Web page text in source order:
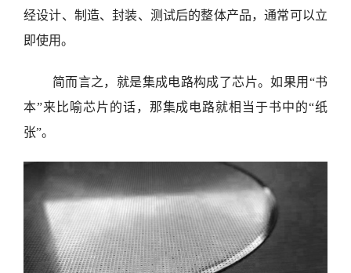
经设计、制造、封装、测试后的整体产品，通常可以立
即使用。
简而言之，就是集成电路构成了芯片。如果用“书
本”来比喻芯片的话，那集成电路就相当于书中的“纸
张”。